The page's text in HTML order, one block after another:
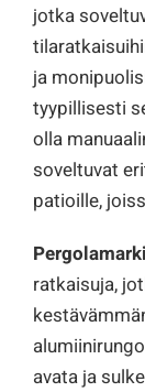
jotka
ja
tyypillisesti
olla
soveltuvat
patioille,
ratkaisuja,
avata ja